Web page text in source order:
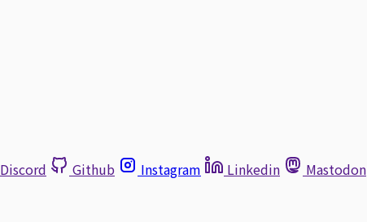
Discord Github Instagram Linkedin Mastodon